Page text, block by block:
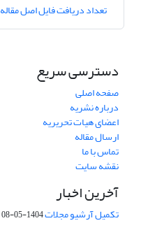
تعداد دریافت فایل اصل مقاله
دسترسی سریع
صفحه اصلی
درباره نشریه
اعضای هیات تحریریه
ارسال مقاله
تماس با ما
نقشه سایت
آخرین اخبار
تکمیل آرشیو مجلات1404-05-08